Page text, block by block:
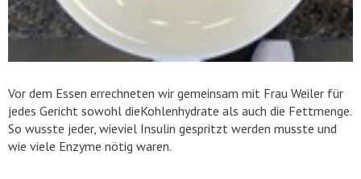
Vor dem Essen errechneten wir gemeinsam mit Frau Weiler für
jedes Gericht sowohl dieKohlenhydrate als auch die Fettmenge.
So wusste jeder, wieviel Insulin gespritzt werden musste und
wie viele Enzyme nötig waren.